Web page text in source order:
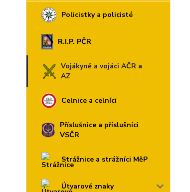
Policistky a policisté
R.I.P. PČR
Vojákyně a vojáci AČR a
AZ
Celnice a celníci
Příslušnice a příslušníci
VSČR
Strážnice a strážníci MěP
Útvarové znaky